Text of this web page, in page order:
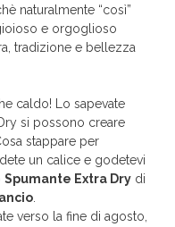
naturalmente “così”
e orgoglioso
tradizione e bellezza
caldo! Lo sapevate
si possono creare
stappare per
un calice e godetevi
Spumante Extra Dry di
.
verso la fine di agosto,